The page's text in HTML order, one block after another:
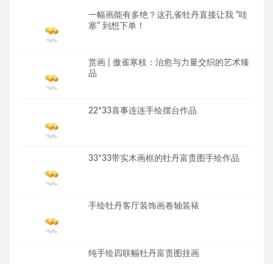
一幅画能有多绝？这孔雀牡丹直接让我 “哇
塞” 到想下单！
赏画 | 傲雀寒枝：治愈与力量交织的艺术臻
品
22*33喜事连连手绘摆台作品
33*33带实木画框的牡丹富贵图手绘作品
手绘牡丹客厅装饰画卷轴装裱
纯手绘四联幅牡丹富贵图挂画